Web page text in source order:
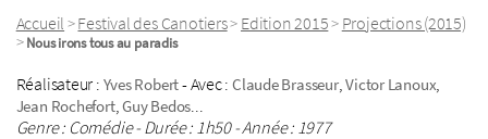
Accueil >Festival des Canotiers> Edition 2015> Projections (2015)
>Nous irons tous au paradis
Réalisateur : Yves Robert- Avec : Claude Brasseur,Victor Lanoux
Jean Rochefort,Guy Bedos
Genre : Comédie - Durée : 1h50 - Année : 1977